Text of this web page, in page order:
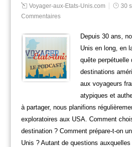
Voyager-aux-Etats-Unis.com 30
Commentaires
Depuis 30 ans,
Unis en long, en
quête perpétuelle
destinations
aux voyageurs
atypiques et
à partager, nous planifions
exploratoires aux USA. Comment
destination ? Comment prépare-t-on
Unis ? Autant de questions